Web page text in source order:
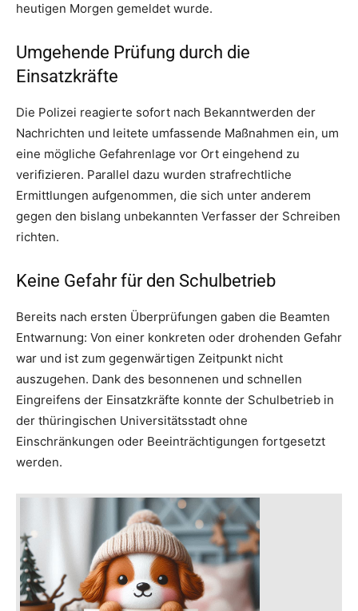
heutigen Morgen gemeldet wurde.
Umgehende Prüfung durch die
Einsatzkräfte
Die Polizei reagierte sofort nach Bekanntwerden der
Nachrichten und leitete umfassende Maßnahmen ein, um
eine mögliche Gefahrenlage vor Ort eingehend zu
verifizieren. Parallel dazu wurden strafrechtliche
Ermittlungen aufgenommen, die sich unter anderem
gegen den bislang unbekannten Verfasser der Schreiben
richten.
Keine Gefahr für den Schulbetrieb
Bereits nach ersten Überprüfungen gaben die Beamten
Entwarnung: Von einer konkreten oder drohenden Gefahr
war und ist zum gegenwärtigen Zeitpunkt nicht
auszugehen. Dank des besonnenen und schnellen
Eingreifens der Einsatzkräfte konnte der Schulbetrieb in
der thüringischen Universitätsstadt ohne
Einschränkungen oder Beeinträchtigungen fortgesetzt
werden.